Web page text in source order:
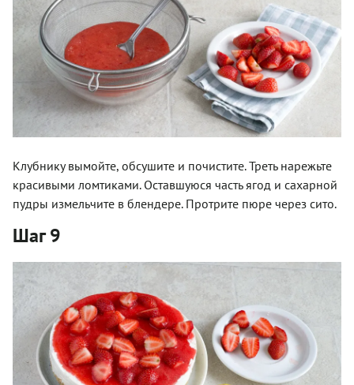
Клубнику вымойте, обсушите и почистите. Треть нарежьте
красивыми ломтиками. Оставшуюся часть ягод и сахарной
пудры измельчите в блендере. Протрите пюре через сито.
Шаг 9